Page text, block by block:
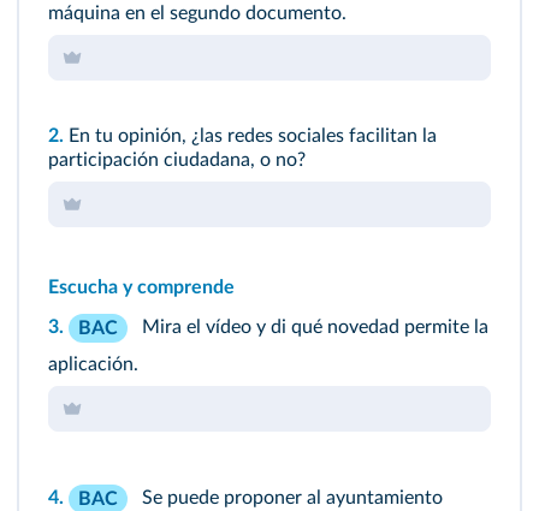
máquina en el segundo documento.
2. En tu opinión, ¿las redes sociales facilitan la
participación ciudadana, o no?
Escucha y comprende
3. BAC
Mira el vídeo y di qué novedad permite la
aplicación.
4. BAC
Se puede proponer al ayuntamiento